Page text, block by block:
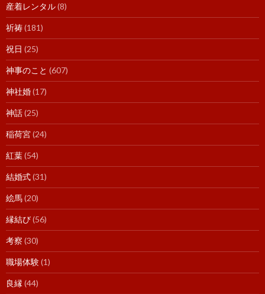
産着レンタル(8)
祈祷(181)
祝日 (25)
神事のこと (607)
神社婚(17)
神話(25)
稲荷宮(24)
紅葉(54)
結婚式(31)
絵馬(20)
縁結び(56)
考察 (30)
職場体験(1)
良縁 (44)